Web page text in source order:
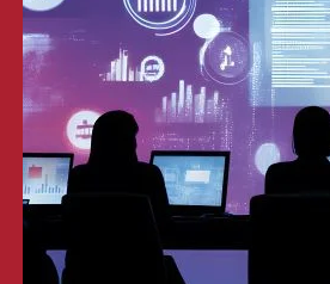
Brig-Glis
Bronschhofen
Brugg AG
Brütten
Bubendorf
Buchs (SG)